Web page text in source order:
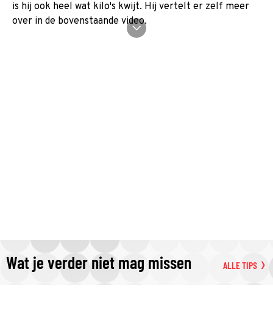
is hij ook heel wat kilo's kwijt. Hij vertelt er zelf meer
over in de bovenstaande video.
Wat je verder niet mag missen ALLE TIPS